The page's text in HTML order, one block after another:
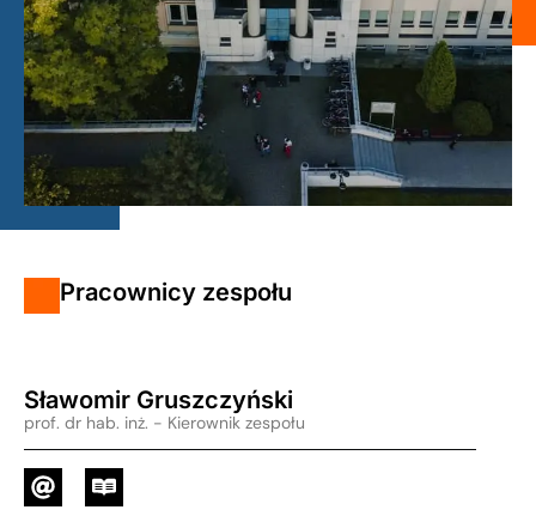
Pracownicy zespołu
Sławomir Gruszczyński
prof. dr hab. inż. - Kierownik zespołu